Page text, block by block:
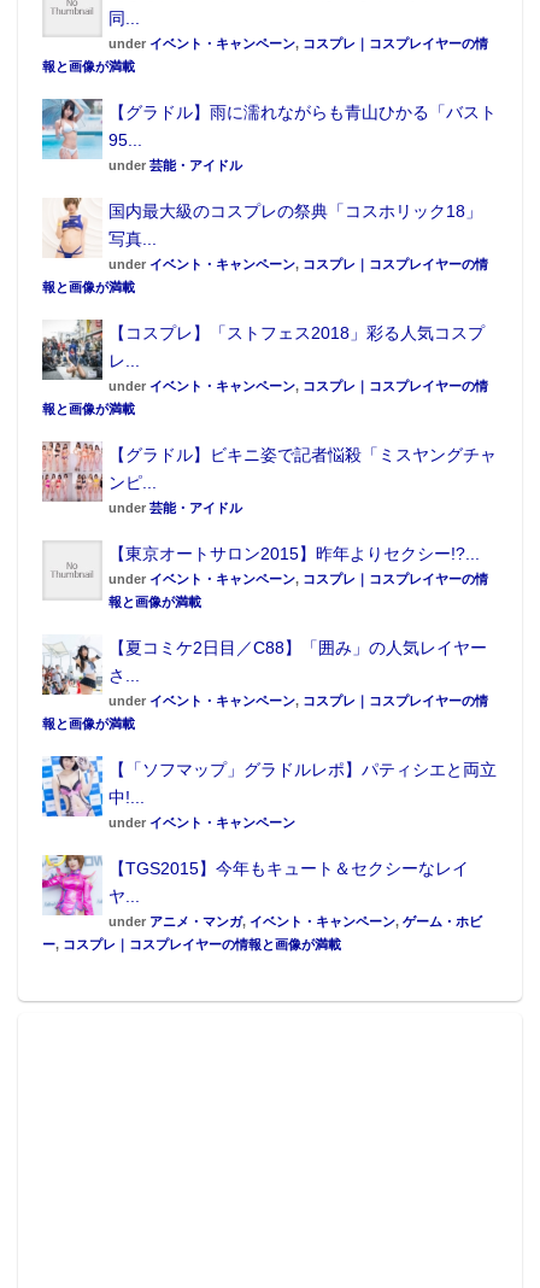
同...
under イベント・キャンペーン, コスプレ｜コスプレイヤーの情
報と画像が満載
【グラドル】雨に濡れながらも青山ひかる「バスト
95...
under 芸能・アイドル
国内最大級のコスプレの祭典「コスホリック18」
写真...
under イベント・キャンペーン, コスプレ｜コスプレイヤーの情
報と画像が満載
【コスプレ】「ストフェス2018」彩る人気コスプ
レ...
under イベント・キャンペーン, コスプレ｜コスプレイヤーの情
報と画像が満載
【グラドル】ビキニ姿で記者悩殺「ミスヤングチャ
ンピ...
under 芸能・アイドル
【東京オートサロン2015】昨年よりセクシー!?...
under イベント・キャンペーン, コスプレ｜コスプレイヤーの情
報と画像が満載
【夏コミケ2日目／C88】「囲み」の人気レイヤー
さ...
under イベント・キャンペーン, コスプレ｜コスプレイヤーの情
報と画像が満載
【「ソフマップ」グラドルレポ】パティシエと両立
中!...
under イベント・キャンペーン
【TGS2015】今年もキュート＆セクシーなレイ
ヤ...
under アニメ・マンガ, イベント・キャンペーン, ゲーム・ホビ
ー, コスプレ｜コスプレイヤーの情報と画像が満載